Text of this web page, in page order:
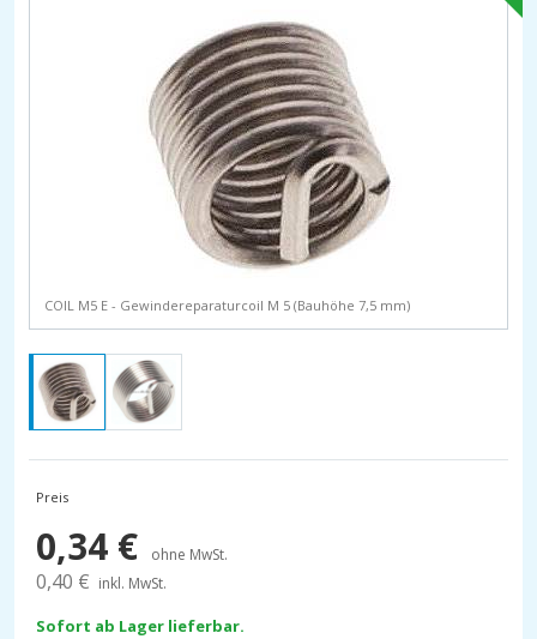
COIL M5 E - Gewindereparaturcoil M 5 (Bauhöhe 7,5 mm)
Preis
0,34 € ohne MwSt.
0,40 € inkl. MwSt.
Sofort ab Lager lieferbar.